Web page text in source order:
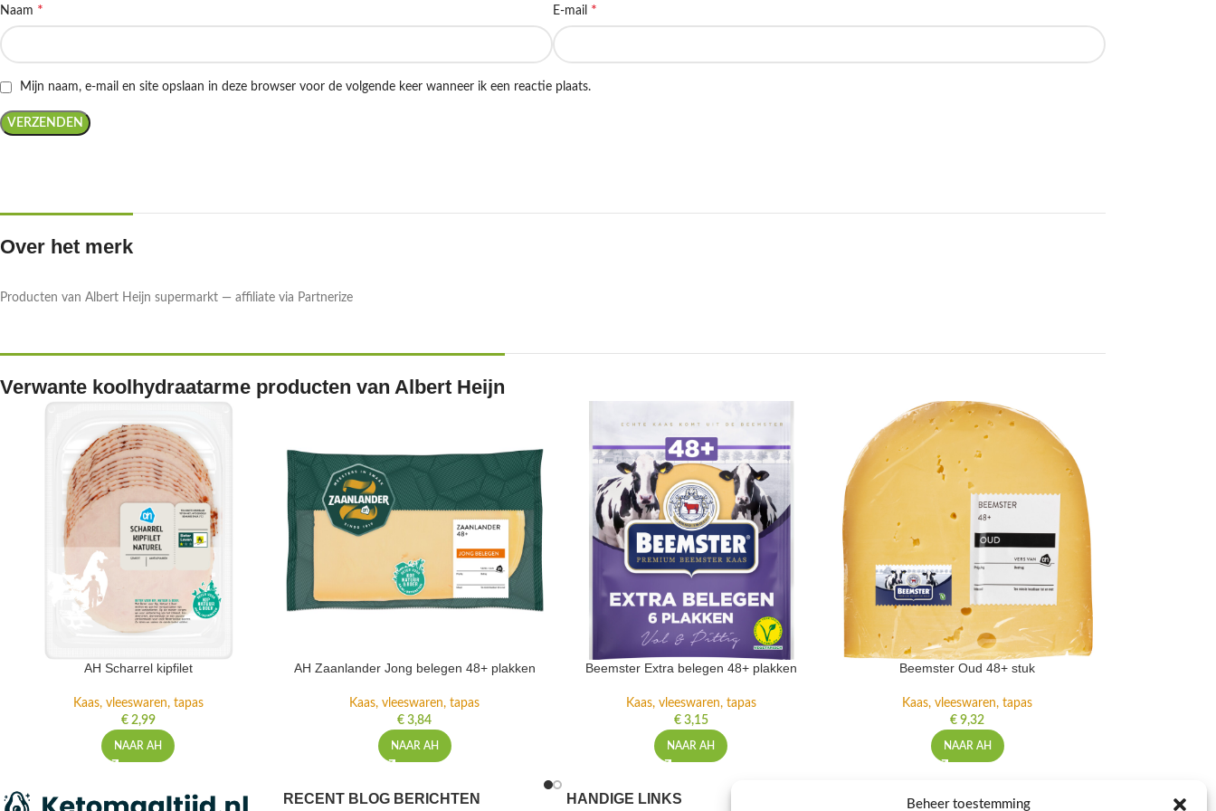
Beheer toestemming
Naam * E-mail *
Mijn naam, e-mail en site opslaan in deze browser voor de volgende keer wanneer ik een reactie plaats.
Over het merk
Producten van Albert Heijn supermarkt — affiliate via Partnerize
Verwante koolhydraatarme producten van Albert Heijn
AH Scharrel kipfilet
Kaas, vleeswaren, tapas
€2,99
NAAR AH
AH Zaanlander Jong belegen 48+ plakken
Kaas, vleeswaren, tapas
€ 3,84
NAAR AH
Beemster Extra belegen 48+ plakken
Kaas, vleeswaren, tapas
€3,15
NAAR AH
Beemster Oud 48+ stuk
Kaas, vleeswaren, tapas
€ 9,32
NAAR AH
RECENT BLOG BERICHTEN HANDIGE LINKS